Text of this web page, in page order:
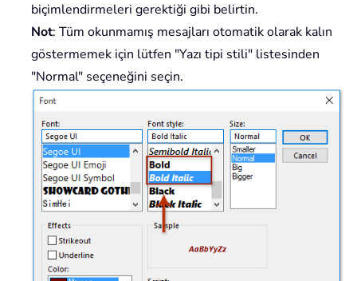
biçimlendirmeleri gerektiği gibi belirtin.
Not: Tüm okunmamış mesajları otomatik olarak kalın
göstermemek için lütfen "Yazı tipi stili" listesinden
"Normal" seçeneğini seçin.